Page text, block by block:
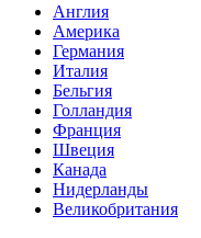
Англия
Америка
Германия
Италия
Бельгия
Голландия
Франция
Швеция
Канада
Нидерланды
Великобритания